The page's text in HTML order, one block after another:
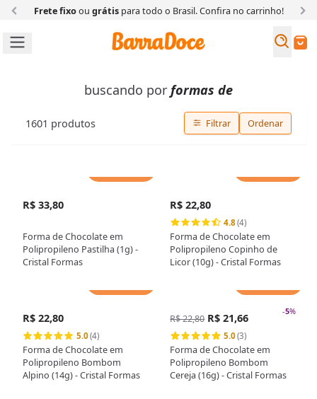
Frete fixoou grátispara todo o Brasil. Confira no carrinho!
Buscar
buscando porformas de
1601 produtos Filtrar Ordenar
R$ 33,80
Forma de Chocolate em
Polipropileno Pastilha (1g) -
Cristal Formas
R$ 22,80
4.8(4)
Forma de Chocolate em
Polipropileno Copinho de
Licor (10g) - Cristal Formas
R$ 22,80
5.0(4)
Forma de Chocolate em
Polipropileno Bombom
Alpino (14g) - Cristal Formas
-5%
R$ 22,80 R$ 21,66
5.0(3)
Forma de Chocolate em
Polipropileno Bombom
Cereja (16g) - Cristal Formas